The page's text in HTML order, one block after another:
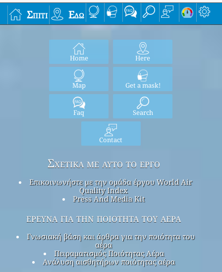
Σπίτι Εδώ
Home Here
Map Get a mask!
Faq Search
Contact
Σχετικά με αυτό το έργο
Επικοινωνήστε με την ομάδα έργου World Air
Quality Index
Press And Media Kit
έρευνα για την ποιότητα του αέρα
Γνωσιακή βάση και άρθρα για την ποιότητα του
αέρα
Πειραματισμός Ποιότητας Αέρα
Ανάλυση αισθητήρων ποιότητας αέρα